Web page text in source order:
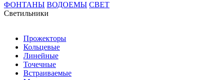
ФОНТАНЫ ВОДОЕМЫ СВЕТ
Cветильники
Прожекторы
Кольцевые
Линейные
Точечные
Встраиваемые